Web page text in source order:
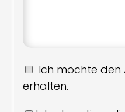
Ich möchte den
erhalten.